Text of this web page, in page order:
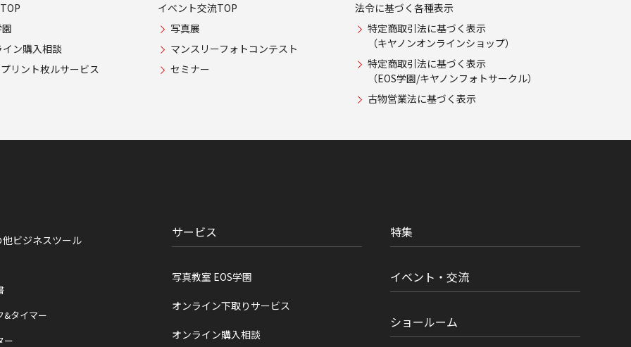
ン購入相談
リント枚ルサービス
イベント交流TOP
写真展
マンスリーフォトコンテスト
セミナー
法令に基づく各種表示
特定商取引法に基づく表示
（キヤノンオンラインショップ）
特定商取引法に基づく表示
（EOS学園/キヤノンフォトサークル）
古物営業法に基づく表示
ビジネスツール
&タイマー
ー
サービス
写真教室 EOS学園
オンライン下取りサービス
オンライン購入相談
特集
イベント・交流
ショールーム